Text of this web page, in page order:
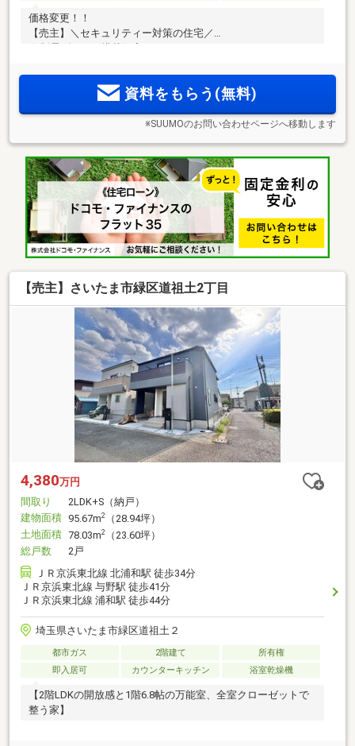
価格変更！！
【売主】＼セキュリティー対策の住宅／
資料をもらう(無料)
※SUUMOのお問い合わせページへ移動します
【売主】さいたま市緑区道祖土2丁目
4,380万円
間取り
2LDK+S（納戸）
建物面積 95.67m2
（28.94坪）
土地面積 78.03m2
（23.60坪）
総戸数
2戸
ＪＲ京浜東北線 北浦和駅 徒歩34分
ＪＲ京浜東北線 与野駅 徒歩41分
ＪＲ京浜東北線 浦和駅 徒歩44分
埼玉県さいたま市緑区道祖土２
都市ガス 2階建て
所有権
即入居可
カウンターキッチン 浴室乾燥機
【2階LDKの開放感と1階6.8帖の万能室、全室クローゼットで
整う家】